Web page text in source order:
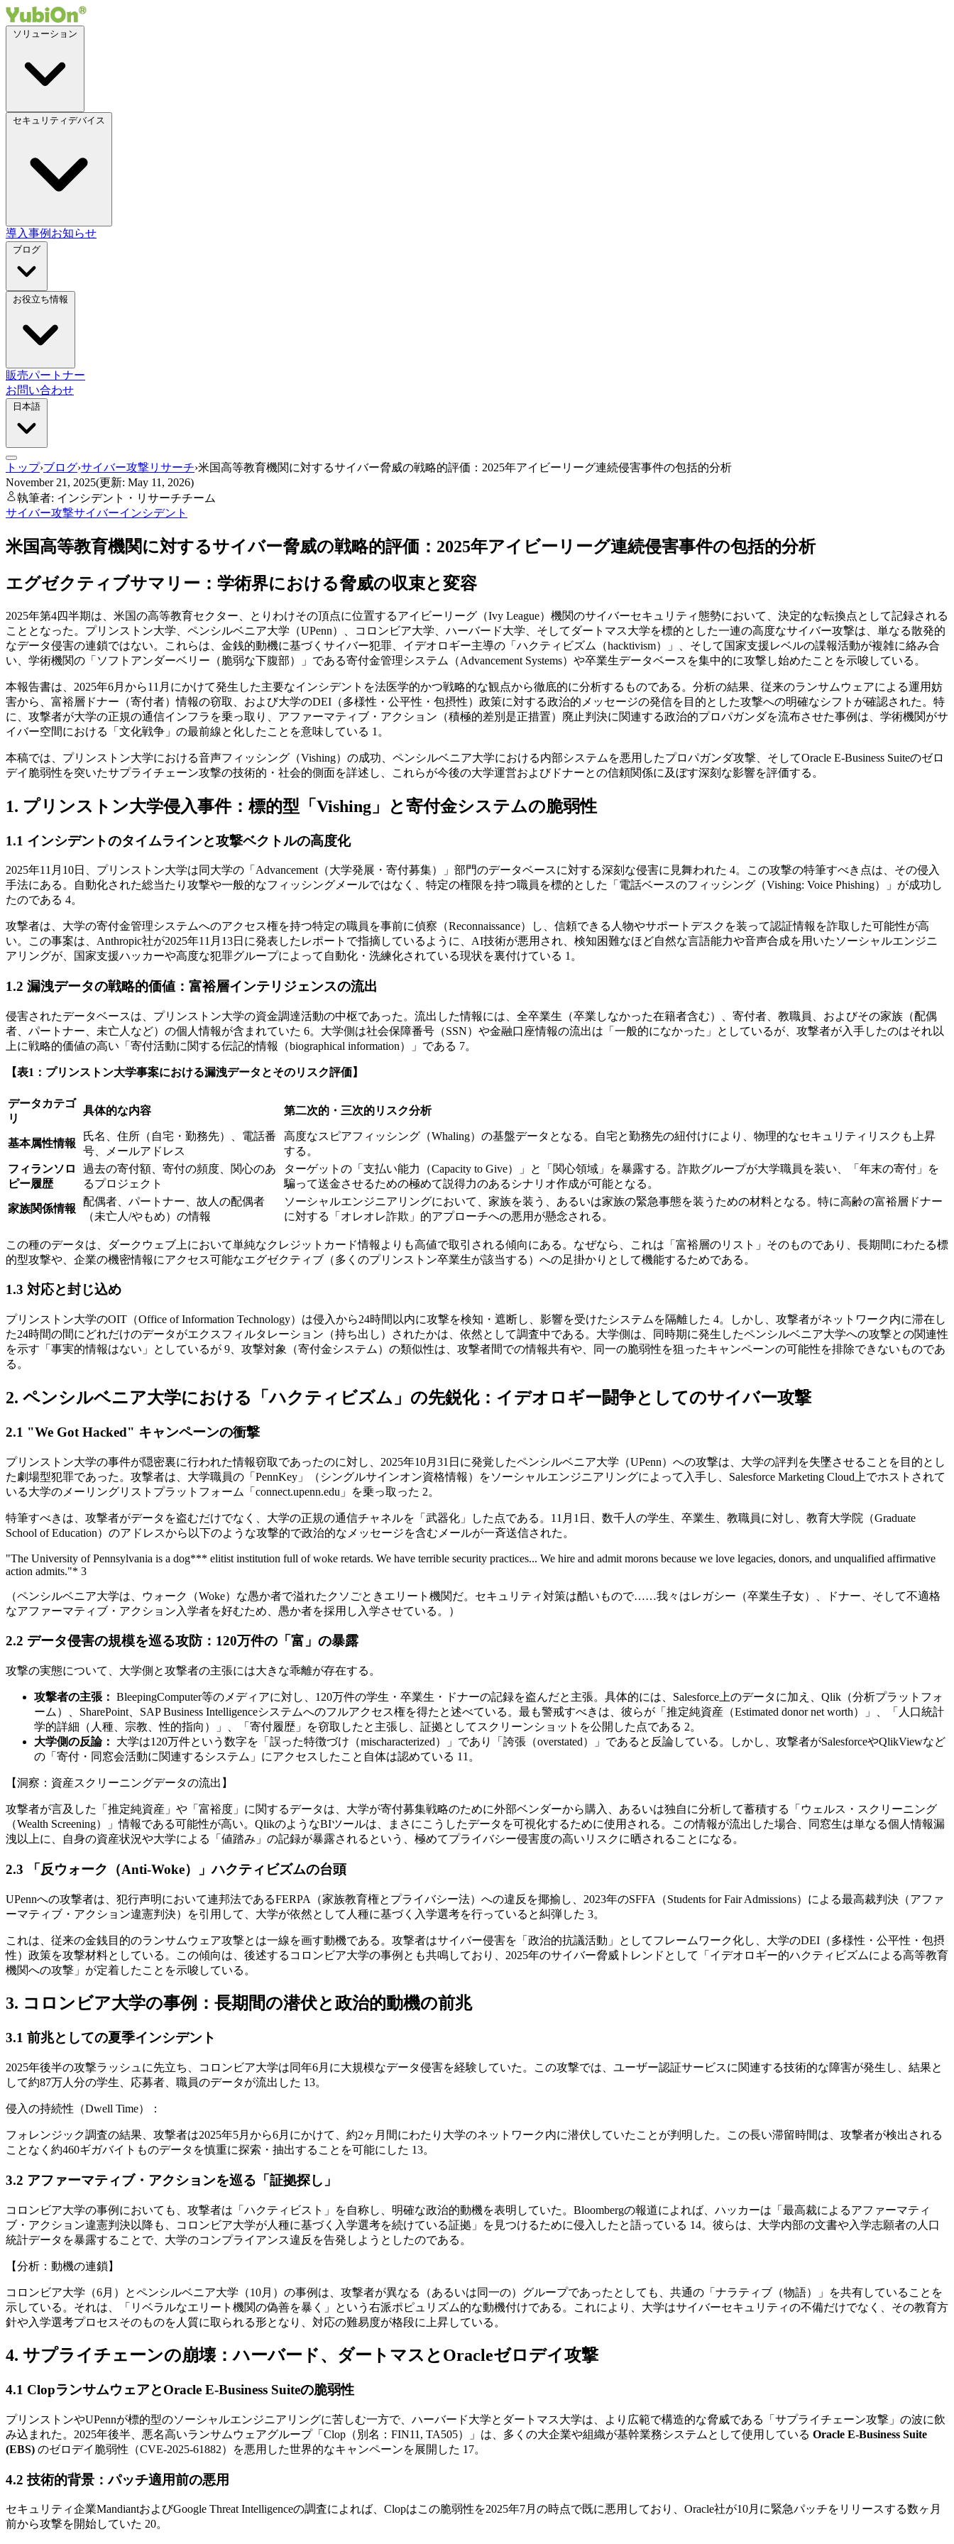
導入事例 お知らせ
販売パートナー
お問い合わせ
トップ›ブログ›サイバー攻撃リサーチ›米国高等教育機関に対するサイバー脅威の戦略的評価：2025年アイビーリーグ連続侵害事件の包括的分析
November 21, 2025(更新: May 11, 2026)
執筆者: インシデント・リサーチチーム
サイバー攻撃サイバーインシデント
米国高等教育機関に対するサイバー脅威の戦略的評価：2025年アイビーリーグ連続侵害事件の包括的分析
エグゼクティブサマリー：学術界における脅威の収束と変容
2025年第4四半期は、米国の高等教育セクター、とりわけその頂点に位置するアイビーリーグ（Ivy League）機関のサイバーセキュリティ態勢において、決定的な転換点として記録される
こととなった。プリンストン大学、ペンシルベニア大学（UPenn）、コロンビア大学、ハーバード大学、そしてダートマス大学を標的とした一連の高度なサイバー攻撃は、単なる散発的
なデータ侵害の連鎖ではない。これらは、金銭的動機に基づくサイバー犯罪、イデオロギー主導の「ハクティビズム（hacktivism）」、そして国家支援レベルの諜報活動が複雑に絡み合
い、学術機関の「ソフトアンダーベリー（脆弱な下腹部）」である寄付金管理システム（Advancement Systems）や卒業生データベースを集中的に攻撃し始めたことを示唆している。
本報告書は、2025年6月から11月にかけて発生した主要なインシデントを法医学的かつ戦略的な観点から徹底的に分析するものである。分析の結果、従来のランサムウェアによる運用妨
害から、富裕層ドナー（寄付者）情報の窃取、および大学のDEI（多様性・公平性・包摂性）政策に対する政治的メッセージの発信を目的とした攻撃への明確なシフトが確認された。特
に、攻撃者が大学の正規の通信インフラを乗っ取り、アファーマティブ・アクション（積極的差別是正措置）廃止判決に関連する政治的プロパガンダを流布させた事例は、学術機関がサ
イバー空間における「文化戦争」の最前線と化したことを意味している 1。
本稿では、プリンストン大学における音声フィッシング（Vishing）の成功、ペンシルベニア大学における内部システムを悪用したプロパガンダ攻撃、そしてOracle E-Business Suiteのゼロ
デイ脆弱性を突いたサプライチェーン攻撃の技術的・社会的側面を詳述し、これらが今後の大学運営およびドナーとの信頼関係に及ぼす深刻な影響を評価する。
1. プリンストン大学侵入事件：標的型「Vishing」と寄付金システムの脆弱性
1.1 インシデントのタイムラインと攻撃ベクトルの高度化
2025年11月10日、プリンストン大学は同大学の「Advancement（大学発展・寄付募集）」部門のデータベースに対する深刻な侵害に見舞われた 4。この攻撃の特筆すべき点は、その侵入
手法にある。自動化された総当たり攻撃や一般的なフィッシングメールではなく、特定の権限を持つ職員を標的とした「電話ベースのフィッシング（Vishing: Voice Phishing）」が成功し
たのである 4。
攻撃者は、大学の寄付金管理システムへのアクセス権を持つ特定の職員を事前に偵察（Reconnaissance）し、信頼できる人物やサポートデスクを装って認証情報を詐取した可能性が高
い。この事案は、Anthropic社が2025年11月13日に発表したレポートで指摘しているように、AI技術が悪用され、検知困難なほど自然な言語能力や音声合成を用いたソーシャルエンジニ
アリングが、国家支援ハッカーや高度な犯罪グループによって自動化・洗練化されている現状を裏付けている 1。
1.2 漏洩データの戦略的価値：富裕層インテリジェンスの流出
侵害されたデータベースは、プリンストン大学の資金調達活動の中枢であった。流出した情報には、全卒業生（卒業しなかった在籍者含む）、寄付者、教職員、およびその家族（配偶
者、パートナー、未亡人など）の個人情報が含まれていた 6。大学側は社会保障番号（SSN）や金融口座情報の流出は「一般的になかった」としているが、攻撃者が入手したのはそれ以
上に戦略的価値の高い「寄付活動に関する伝記的情報（biographical information）」である 7。
【表1：プリンストン大学事案における漏洩データとそのリスク評価】
データカテゴ
リ
具体的な内容 第二次的・三次的リスク分析
基本属性情報
氏名、住所（自宅・勤務先）、電話番
号、メールアドレス
高度なスピアフィッシング（Whaling）の基盤データとなる。自宅と勤務先の紐付けにより、物理的なセキュリティリスクも上昇
する。
フィランソロ
ピー履歴
過去の寄付額、寄付の頻度、関心のあ
るプロジェクト
ターゲットの「支払い能力（Capacity to Give）」と「関心領域」を暴露する。詐欺グループが大学職員を装い、「年末の寄付」を
騙って送金させるための極めて説得力のあるシナリオ作成が可能となる。
家族関係情報
配偶者、パートナー、故人の配偶者
（未亡人/やもめ）の情報
ソーシャルエンジニアリングにおいて、家族を装う、あるいは家族の緊急事態を装うための材料となる。特に高齢の富裕層ドナー
に対する「オレオレ詐欺」的アプローチへの悪用が懸念される。
この種のデータは、ダークウェブ上において単純なクレジットカード情報よりも高値で取引される傾向にある。なぜなら、これは「富裕層のリスト」そのものであり、長期間にわたる標
的型攻撃や、企業の機密情報にアクセス可能なエグゼクティブ（多くのプリンストン卒業生が該当する）への足掛かりとして機能するためである。
1.3 対応と封じ込め
プリンストン大学のOIT（Office of Information Technology）は侵入から24時間以内に攻撃を検知・遮断し、影響を受けたシステムを隔離した 4。しかし、攻撃者がネットワーク内に滞在し
た24時間の間にどれだけのデータがエクスフィルタレーション（持ち出し）されたかは、依然として調査中である。大学側は、同時期に発生したペンシルベニア大学への攻撃との関連性
を示す「事実的情報はない」としているが 9、攻撃対象（寄付金システム）の類似性は、攻撃者間での情報共有や、同一の脆弱性を狙ったキャンペーンの可能性を排除できないものであ
る。
2. ペンシルベニア大学における「ハクティビズム」の先鋭化：イデオロギー闘争としてのサイバー攻撃
2.1 "We Got Hacked" キャンペーンの衝撃
プリンストン大学の事件が隠密裏に行われた情報窃取であったのに対し、2025年10月31日に発覚したペンシルベニア大学（UPenn）への攻撃は、大学の評判を失墜させることを目的とし
た劇場型犯罪であった。攻撃者は、大学職員の「PennKey」（シングルサインオン資格情報）をソーシャルエンジニアリングによって入手し、Salesforce Marketing Cloud上でホストされて
いる大学のメーリングリストプラットフォーム「connect.upenn.edu」を乗っ取った 2。
特筆すべきは、攻撃者がデータを盗むだけでなく、大学の正規の通信チャネルを「武器化」した点である。11月1日、数千人の学生、卒業生、教職員に対し、教育大学院（Graduate
School of Education）のアドレスから以下のような攻撃的で政治的なメッセージを含むメールが一斉送信された。
"The University of Pennsylvania is a dog*** elitist institution full of woke retards. We have terrible security practices... We hire and admit morons because we love legacies, donors, and unqualified affirmative
action admits."* 3
（ペンシルベニア大学は、ウォーク（Woke）な愚か者で溢れたクソごときエリート機関だ。セキュリティ対策は酷いもので……我々はレガシー（卒業生子女）、ドナー、そして不適格
なアファーマティブ・アクション入学者を好むため、愚か者を採用し入学させている。）
2.2 データ侵害の規模を巡る攻防：120万件の「富」の暴露
攻撃の実態について、大学側と攻撃者の主張には大きな乖離が存在する。
攻撃者の主張： BleepingComputer等のメディアに対し、120万件の学生・卒業生・ドナーの記録を盗んだと主張。具体的には、Salesforce上のデータに加え、Qlik（分析プラットフォ
ーム）、SharePoint、SAP Business Intelligenceシステムへのフルアクセス権を得たと述べている。最も警戒すべきは、彼らが「推定純資産（Estimated donor net worth）」、「人口統計
学的詳細（人種、宗教、性的指向）」、「寄付履歴」を窃取したと主張し、証拠としてスクリーンショットを公開した点である 2。
大学側の反論：
大学は120万件という数字を「誤った特徴づけ（mischaracterized）」であり「誇張（overstated）」であると反論している。しかし、攻撃者がSalesforceやQlikViewなど
の「寄付・同窓会活動に関連するシステム」にアクセスしたこと自体は認めている 11。
【洞察：資産スクリーニングデータの流出】
攻撃者が言及した「推定純資産」や「富裕度」に関するデータは、大学が寄付募集戦略のために外部ベンダーから購入、あるいは独自に分析して蓄積する「ウェルス・スクリーニング
（Wealth Screening）」情報である可能性が高い。QlikのようなBIツールは、まさにこうしたデータを可視化するために使用される。この情報が流出した場合、同窓生は単なる個人情報漏
洩以上に、自身の資産状況や大学による「値踏み」の記録が暴露されるという、極めてプライバシー侵害度の高いリスクに晒されることになる。
2.3 「反ウォーク（Anti-Woke）」ハクティビズムの台頭
UPennへの攻撃者は、犯行声明において連邦法であるFERPA（家族教育権とプライバシー法）への違反を揶揄し、2023年のSFFA（Students for Fair Admissions）による最高裁判決（アファ
ーマティブ・アクション違憲判決）を引用して、大学が依然として人種に基づく入学選考を行っていると糾弾した 3。
これは、従来の金銭目的のランサムウェア攻撃とは一線を画す動機である。攻撃者はサイバー侵害を「政治的抗議活動」としてフレームワーク化し、大学のDEI（多様性・公平性・包摂
性）政策を攻撃材料としている。この傾向は、後述するコロンビア大学の事例とも共鳴しており、2025年のサイバー脅威トレンドとして「イデオロギー的ハクティビズムによる高等教育
機関への攻撃」が定着したことを示唆している。
3. コロンビア大学の事例：長期間の潜伏と政治的動機の前兆
3.1 前兆としての夏季インシデント
2025年後半の攻撃ラッシュに先立ち、コロンビア大学は同年6月に大規模なデータ侵害を経験していた。この攻撃では、ユーザー認証サービスに関連する技術的な障害が発生し、結果と
して約87万人分の学生、応募者、職員のデータが流出した 13。
侵入の持続性（Dwell Time）：
フォレンジック調査の結果、攻撃者は2025年5月から6月にかけて、約2ヶ月間にわたり大学のネットワーク内に潜伏していたことが判明した。この長い滞留時間は、攻撃者が検出される
ことなく約460ギガバイトものデータを慎重に探索・抽出することを可能にした 13。
3.2 アファーマティブ・アクションを巡る「証拠探し」
コロンビア大学の事例においても、攻撃者は「ハクティビスト」を自称し、明確な政治的動機を表明していた。Bloombergの報道によれば、ハッカーは「最高裁によるアファーマティ
ブ・アクション違憲判決以降も、コロンビア大学が人種に基づく入学選考を続けている証拠」を見つけるために侵入したと語っている 14。彼らは、大学内部の文書や入学志願者の人口
統計データを暴露することで、大学のコンプライアンス違反を告発しようとしたのである。
【分析：動機の連鎖】
コロンビア大学（6月）とペンシルベニア大学（10月）の事例は、攻撃者が異なる（あるいは同一の）グループであったとしても、共通の「ナラティブ（物語）」を共有していることを
示している。それは、「リベラルなエリート機関の偽善を暴く」という右派ポピュリズム的な動機付けである。これにより、大学はサイバーセキュリティの不備だけでなく、その教育方
針や入学選考プロセスそのものを人質に取られる形となり、対応の難易度が格段に上昇している。
4. サプライチェーンの崩壊：ハーバード、ダートマスとOracleゼロデイ攻撃
4.1 ClopランサムウェアとOracle E-Business Suiteの脆弱性
プリンストンやUPennが標的型のソーシャルエンジニアリングに苦しむ一方で、ハーバード大学とダートマス大学は、より広範で構造的な脅威である「サプライチェーン攻撃」の波に飲
み込まれた。2025年後半、悪名高いランサムウェアグループ「Clop（別名：FIN11, TA505）」は、多くの大企業や組織が基幹業務システムとして使用している Oracle E-Business Suite
(EBS) のゼロデイ脆弱性（CVE-2025-61882）を悪用した世界的なキャンペーンを展開した 17。
4.2 技術的背景：パッチ適用前の悪用
セキュリティ企業MandiantおよびGoogle Threat Intelligenceの調査によれば、Clopはこの脆弱性を2025年7月の時点で既に悪用しており、Oracle社が10月に緊急パッチをリリースする数ヶ月
前から攻撃を開始していた 20。